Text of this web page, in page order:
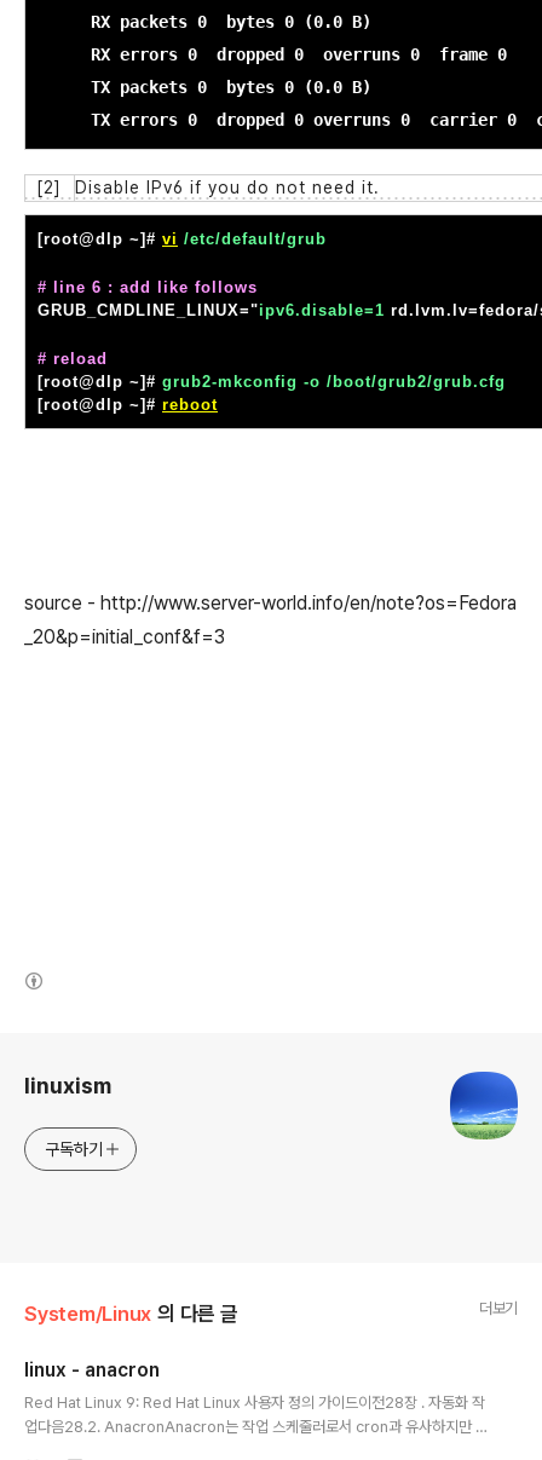
        RX packets 0  bytes 0 (0.0 B)
        RX errors 0  dropped 0  overruns 0  frame 0
        TX packets 0  bytes 0 (0.0 B)
[2] Disable IPv6 if you do not need it.
[root@dlp ~]# vi /etc/default/grub
# line 6 : add like follows
GRUB_CMDLINE_LINUX="ipv6.disable=1
# reload
[root@dlp ~]# grub2-mkconfig -o /boot/grub2/grub.cfg
[root@dlp ~]# reboot
source - http://www.server-world.info/en/note?os=Fedora
_20&p=initial_conf&f=3
linuxism
구독하기
System/Linux 의 다른 글 더보기
linux - anacron
Red Hat Linux 9: Red Hat Linux 사용자 정의 가이드이전28장 . 자동화 작
업다음28.2. AnacronAnacron는 작업 스케줄러로서 cron과 유사하지만 시